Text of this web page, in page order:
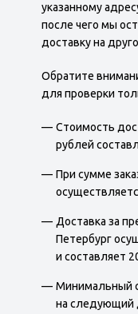
указанному
после чего мы
доставку на
Обратите
для проверки
Стоимость
рублей
При сумме
Доставка за
Петербург
и составляет
Минимальный
на следующий